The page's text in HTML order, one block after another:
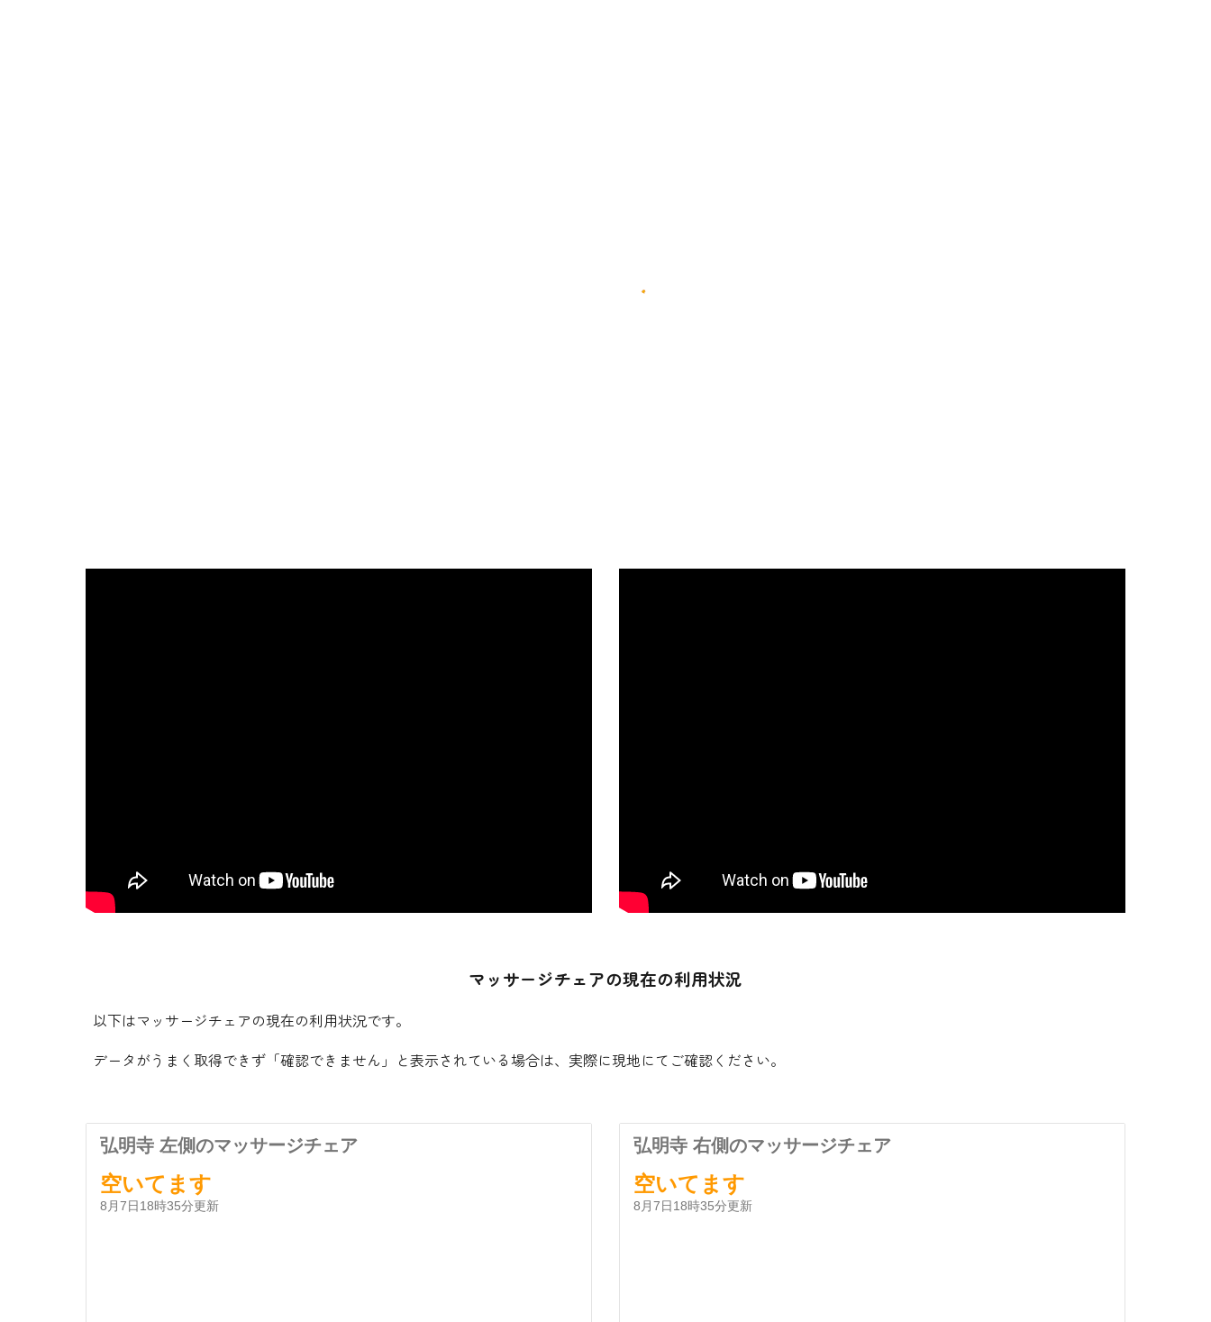
マッサージチェアの現在の利用状況
以下はマッサージチェアの現在の利用状況です。
データがうまく取得できず「確認できません」と表示されている場合は、実際に現地にてご確認ください。